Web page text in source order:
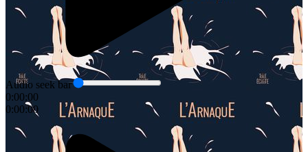
Audio seek bar
0:00:00
0:00:00